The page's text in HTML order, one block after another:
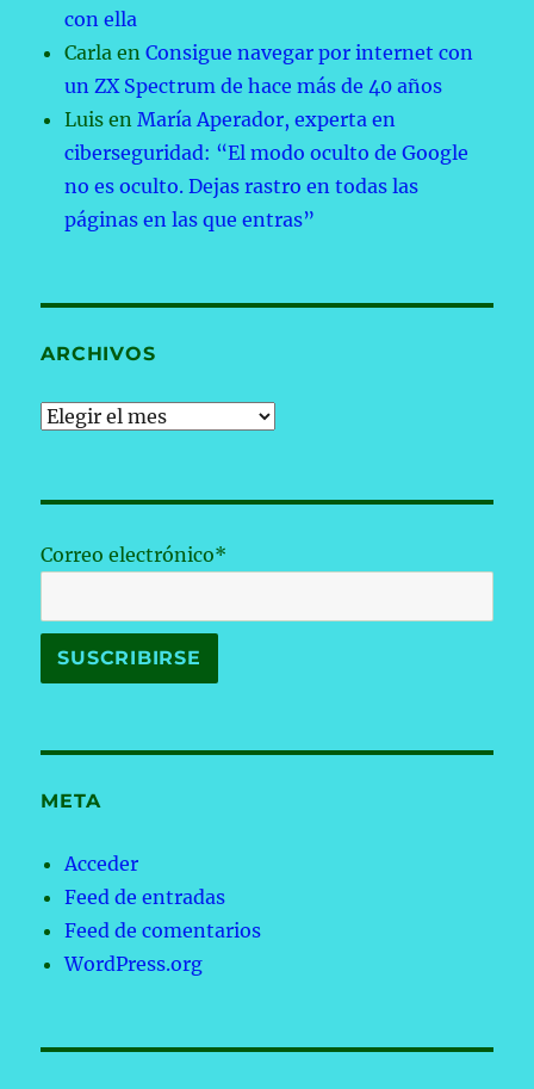
con ella
Carla enConsigue navegar por internet con
un ZX Spectrum de hace más de 40 años
Luis enMaría Aperador, experta en
ciberseguridad: “El modo oculto de Google
no es oculto. Dejas rastro en todas las
páginas en las que entras”
ARCHIVOS
Archivos
Correo electrónico*
META
Acceder
Feed de entradas
Feed de comentarios
WordPress.org